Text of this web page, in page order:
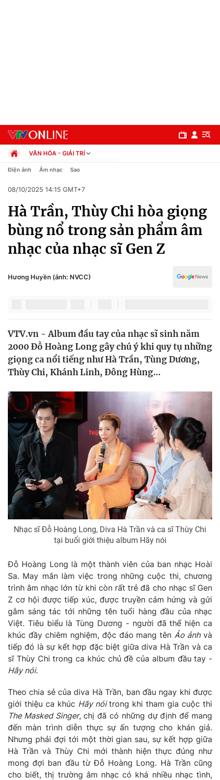
Chuyên mục
Chính trị
Xã hội
Pháp luật
Thế giới
Tin tức
Thế giới đó đây
Câu chuyện quốc tế
Kinh tế
Thị trường
Góc doanh nghiệp
Dữ liệu và đời sống
Truyền hình
Phim VTV
Hậu trường
Nhân vật
Khán giả
Giải sao mai
Giải trí
Điện ảnh
Âm nhạc
Sao
Đời sống
Du lịch
Làm đẹp
Chất lượng cuộc sống
Giáo dục
Tuyển sinh
Công nghệ
Sản phẩm
Thị trường
Tư vấn
Giao lưu trực tuyến
Lịch phát sóng
Chuyên mục khác
Emagazine Podcast
Photo
Video Shorts video
VTV Money VTV Thể thao
VTV Sức khoẻ Bất động sản
VĂN HÓA - GIẢI TRÍ
Chính trị
Pháp luật
Kinh tế
Thể thao
Truyền hình
Văn hóa - Giải trí
Công nghệ
Điện ảnh Âm nhạc Sao
08/10/2025 14:15 GMT+7
Hà Trần, Thùy Chi hòa giọng
bùng nổ trong sản phẩm âm
nhạc của nhạc sĩ Gen Z
Hương Huyền (ảnh: NVCC)
VTV.vn - Album đầu tay của nhạc sĩ sinh năm
2000 Đỗ Hoàng Long gây chú ý khi quy tụ những
giọng ca nổi tiếng như Hà Trần, Tùng Dương,
Thùy Chi, Khánh Linh, Đông Hùng...
Nhạc sĩ Đỗ Hoàng Long, Diva Hà Trần và ca sĩ Thùy Chi
tại buổi giới thiệu album Hãy nói
Đỗ Hoàng Long là một thành viên của ban nhạc Hoài
Sa. May mắn làm việc trong những cuộc thi, chương
trình âm nhạc lớn từ khi còn rất trẻ đã cho nhạc sĩ Gen
Z cơ hội được tiếp xúc, được truyền cảm hứng và gửi
gắm sáng tác tới những tên tuổi hàng đầu của nhạc
Việt. Tiêu biểu là Tùng Dương - người đã thể hiện ca
khúc đầy chiêm nghiệm, độc đáo mang tên Ảo ảnhvà
tiếp đó là sự kết hợp đặc biệt giữa diva Hà Trần và ca
sĩ Thùy Chi trong ca khúc chủ đề của album đầu tay -
Hãy nói.
Theo chia sẻ của diva Hà Trần, ban đầu ngay khi được
giới thiệu ca khúc Hãy nóitrong khi tham gia cuộc thi
The Masked Singer, chị đã có những dự định để mang
đến màn trình diễn thực sự ấn tượng cho khán giả.
Nhưng phải đợi tới một thời gian sau, sự kết hợp giữa
Hà Trần và Thùy Chi mới thành hiện thực đúng như
mong đợi ban đầu từ Đỗ Hoàng Long. Hà Trần cũng
cho biết, thị trường âm nhạc có khá nhiều nhạc tình,